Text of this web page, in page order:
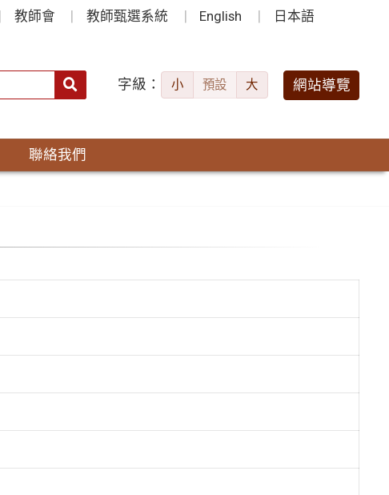
教師會 教師甄選系統 English 日本語
字級： 小 預設 大 網站導覽
聯絡我們